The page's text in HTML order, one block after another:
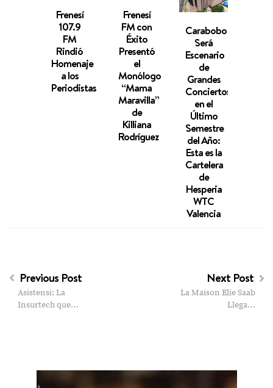
Frenesí
107.9
FM
Rindió
Homenaje
a los
Periodistas
Frenesí
FM con
Éxito
Presentó
el
Monólogo
“Mama
Maravilla”
de
Killiana
Rodríguez
Carabobo
Será
Escenario
de
Grandes
Conciertos
en el
Último
Semestre
del Año:
Esta es la
Cartelera
de
Hesperia
WTC
Valencia
Previous Post
Asistensi: La
Insurtech que…
Next Post
La Maison Elie Saab
Llega…